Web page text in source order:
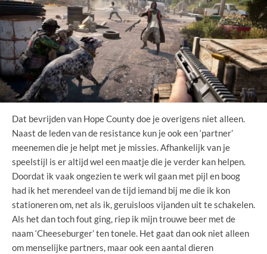
Dat bevrijden van Hope County doe je overigens niet alleen.
Naast de leden van de resistance kun je ook een ‘partner’
meenemen die je helpt met je missies. Afhankelijk van je
speelstijl is er altijd wel een maatje die je verder kan helpen.
Doordat ik vaak ongezien te werk wil gaan met pijl en boog
had ik het merendeel van de tijd iemand bij me die ik kon
stationeren om, net als ik, geruisloos vijanden uit te schakelen.
Als het dan toch fout ging, riep ik mijn trouwe beer met de
naam ‘Cheeseburger’ ten tonele. Het gaat dan ook niet alleen
om menselijke partners, maar ook een aantal dieren